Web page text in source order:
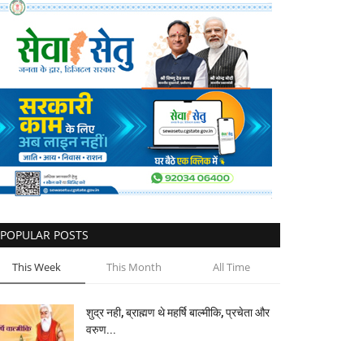
POPULAR POSTS
This Week This Month All Time
शुद्र नही, ब्राह्मण थे महर्षि बाल्मीकि, प्रचेता और
वरुण...